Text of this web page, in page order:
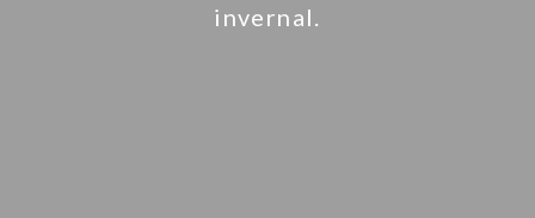
invernal.